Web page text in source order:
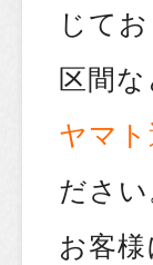
じてお
区間
ヤマ
ださい
お客